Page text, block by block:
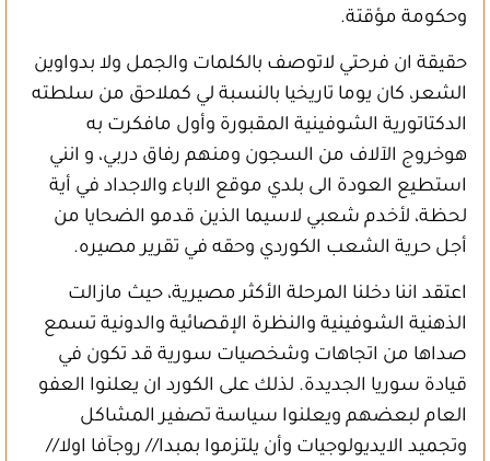
وحكومة مؤقتة.
حقيقة ان فرحتي لاتوصف بالكلمات والجمل ولا بدواوين
الشعر، كان يوما تاريخيا بالنسبة لي كملاحق من سلطته
الدكتاتورية الشوفينية المقبورة وأول مافكرت به
هوخروج الآلاف من السجون ومنهم رفاق دربي، و انني
استطيع العودة الى بلدي موقع الاباء والاجداد في أية
لحظة، لأخدم شعبي لاسيما الذين قدمو الضحايا من
أجل حرية الشعب الكوردي وحقه في تقرير مصيره.
اعتقد اننا دخلنا المرحلة الأكثر مصيرية، حيث مازالت
الذهنية الشوفينية والنظرة الإقصائية والدونية تسمع
صداها من اتجاهات وشخصيات سورية قد تكون في
قيادة سوريا الجديدة. لذلك على الكورد ان يعلنوا العفو
العام لبعضهم ويعلنوا سياسة تصفير المشاكل
وتجميد الايديولوجيات وأن يلتزموا بمبدا// روجآفا اولا//